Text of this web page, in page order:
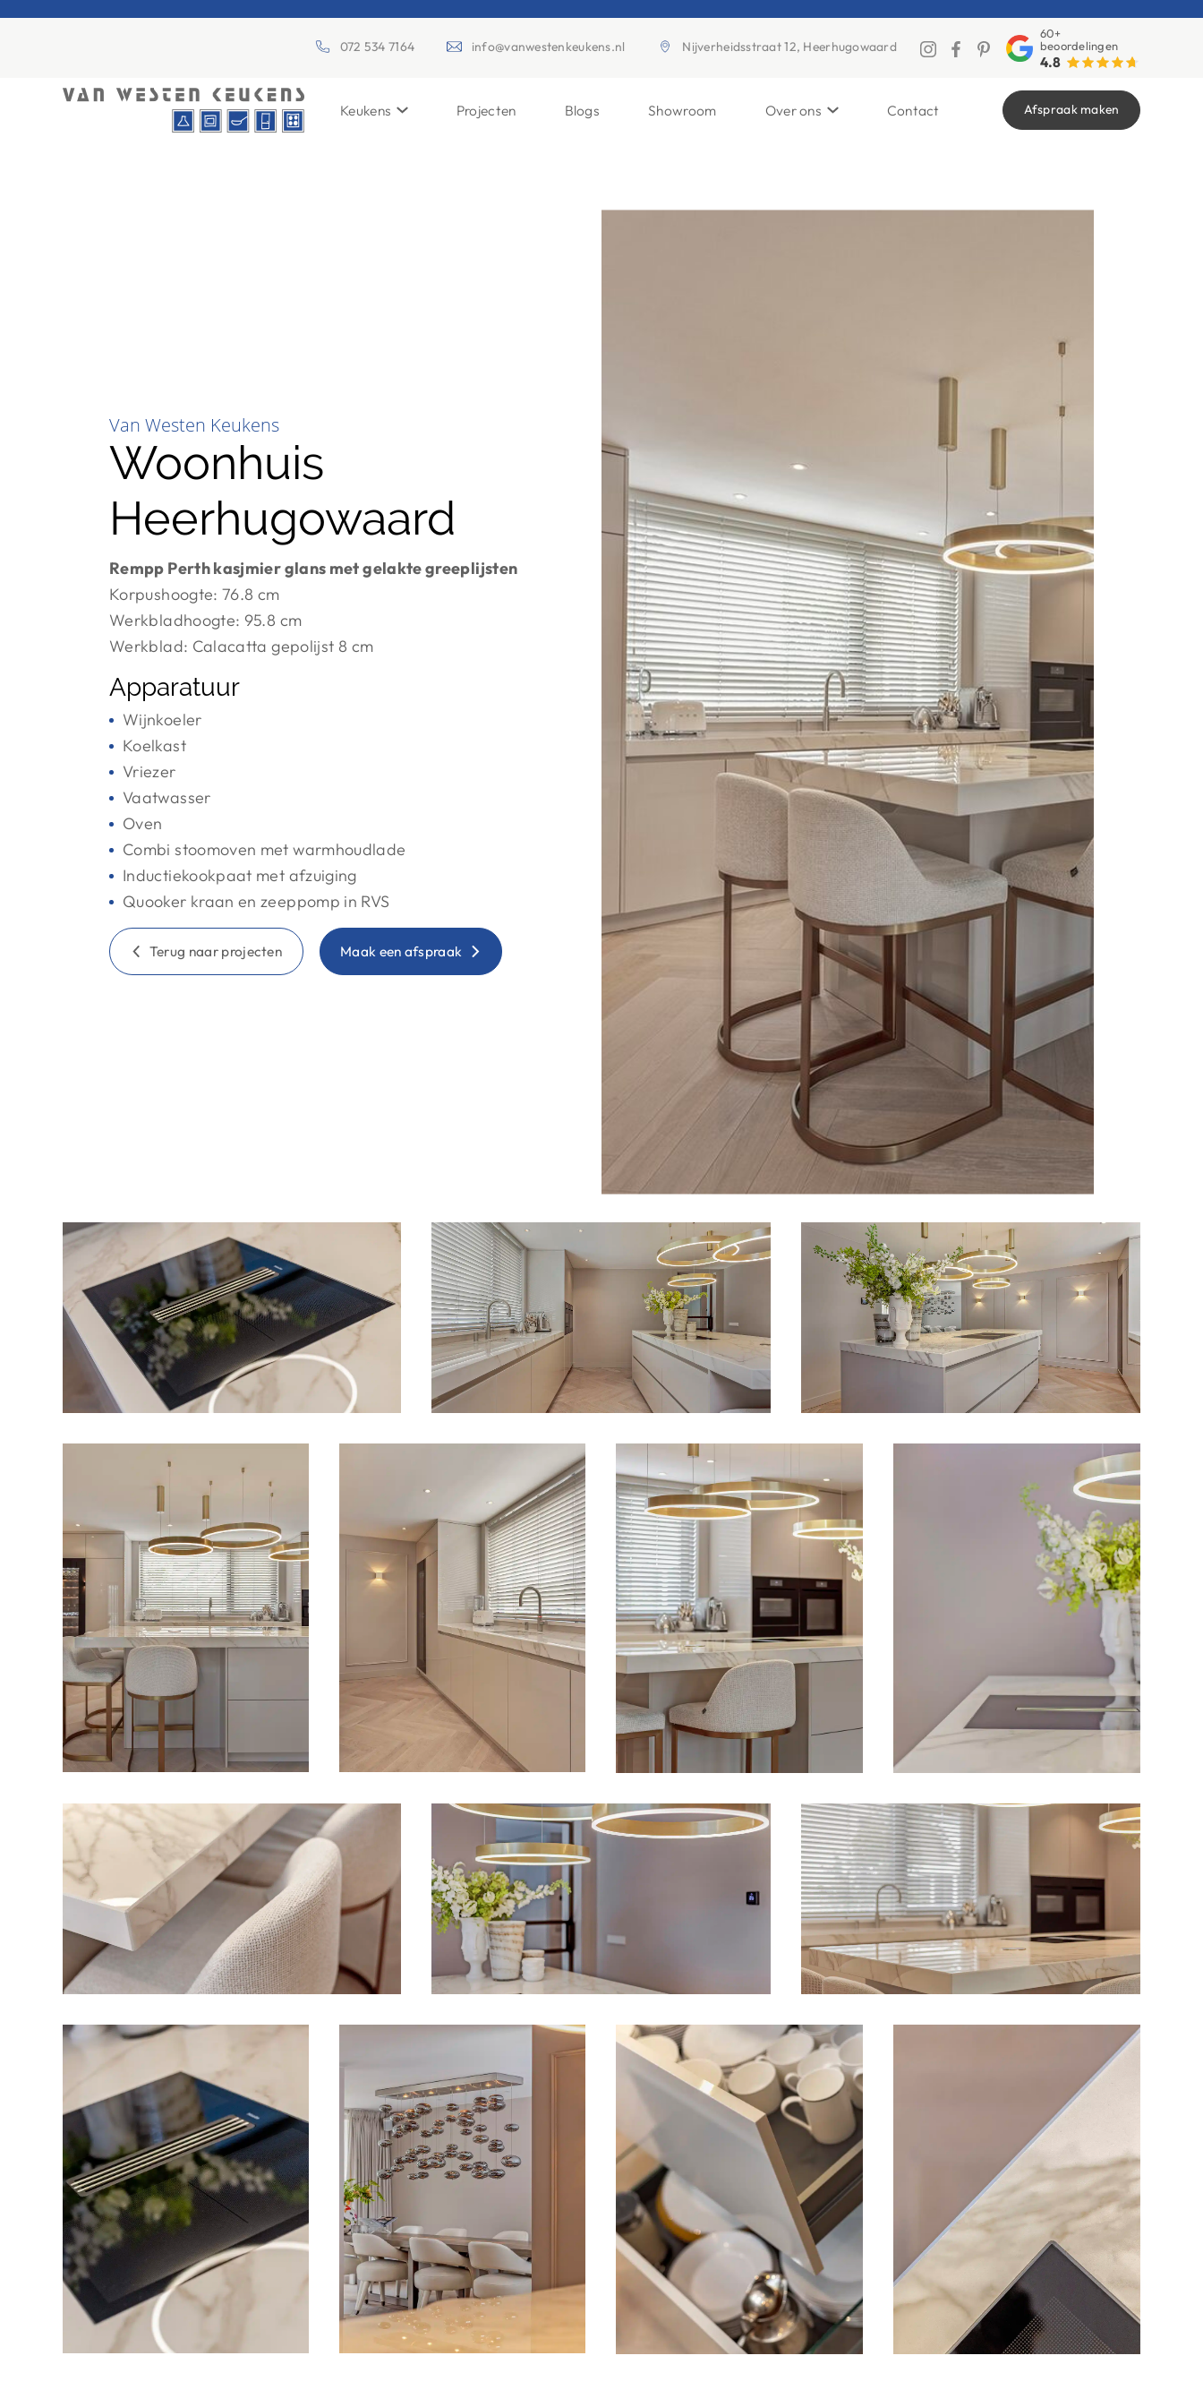
072 534 7164 info@vanwestenkeukens.nl Nijverheidsstraat 12, Heerhugowaard
60+
beoordelingen
4.8
Keukens Projecten Blogs Showroom Over ons Contact Afspraak maken
Van Westen Keukens
Woonhuis
Heerhugowaard
Rempp Perth kasjmier glans met gelakte greeplijsten
Korpushoogte: 76.8 cm
Werkbladhoogte: 95.8 cm
Werkblad: Calacatta gepolijst 8 cm
Apparatuur
Wijnkoeler
Koelkast
Vriezer
Vaatwasser
Oven
Combi stoomoven met warmhoudlade
Inductiekookpaat met afzuiging
Quooker kraan en zeeppomp in RVS
Terug naar projecten Maak een afspraak